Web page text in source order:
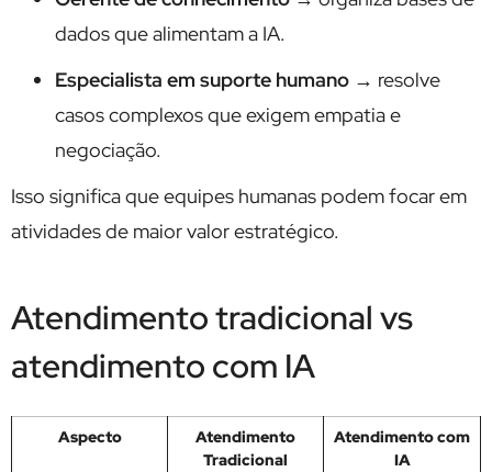
dados que alimentam a IA.
Especialista em suporte humano → resolve
casos complexos que exigem empatia e
negociação.
Isso significa que equipes humanas podem focar em
atividades de maior valor estratégico.
Atendimento tradicional vs
atendimento com IA
Aspecto
Atendimento
Tradicional
Atendimento com
IA